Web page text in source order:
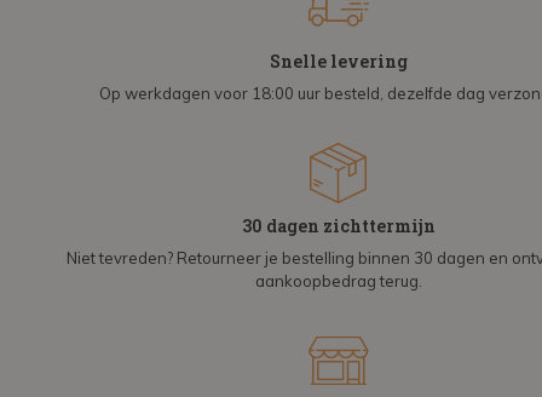
Snelle levering
Op werkdagen voor 18:00 uur besteld, dezelfde dag
30 dagen zichttermijn
Niet tevreden? Retourneer je bestelling binnen 30 dagen en
aankoopbedrag terug.